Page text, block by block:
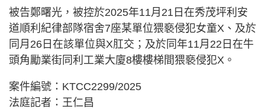
被告鄭曙光，被控於2025年11月21日在秀茂坪利安
道順利紀律部隊宿舍7座某單位猥褻侵犯女童X、及於
同月26日在該單位與X肛交；及於同年11月22日在牛
頭角勵業街同利工業大廈8樓樓梯間猥褻侵犯X。
案件編號：KTCC2299/2025
法庭記者：王仁昌